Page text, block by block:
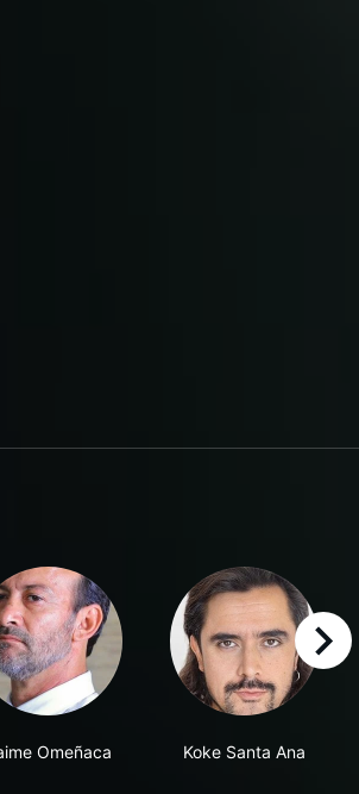
Omeñaca Koke Santa Ana
right